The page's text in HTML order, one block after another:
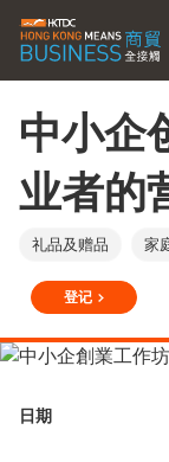
中小企
业者的
礼品及赠品 家
成衣、纺织及配件
登记
日期